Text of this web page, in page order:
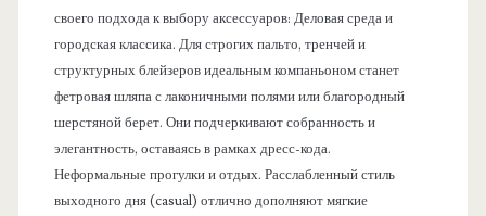
своего подхода к выбору аксессуаров: Деловая среда и
городская классика. Для строгих пальто, тренчей и
структурных блейзеров идеальным компаньоном станет
фетровая шляпа с лаконичными полями или благородный
шерстяной берет. Они подчеркивают собранность и
элегантность, оставаясь в рамках дресс-кода.
Неформальные прогулки и отдых. Расслабленный стиль
выходного дня (casual) отлично дополняют мягкие